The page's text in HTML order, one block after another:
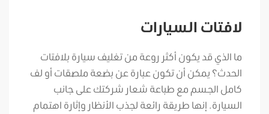
لافتات السيارات
ما الذي قد يكون أكثر روعة من تغليف سيارة بلافتات
الحدث؟ يمكن أن تكون عبارة عن بضعة ملصقات أو لف
كامل الجسم مع طباعة شعار شركتك على جانب
السيارة. إنها طريقة رائعة لجذب الأنظار وإثارة اهتمام